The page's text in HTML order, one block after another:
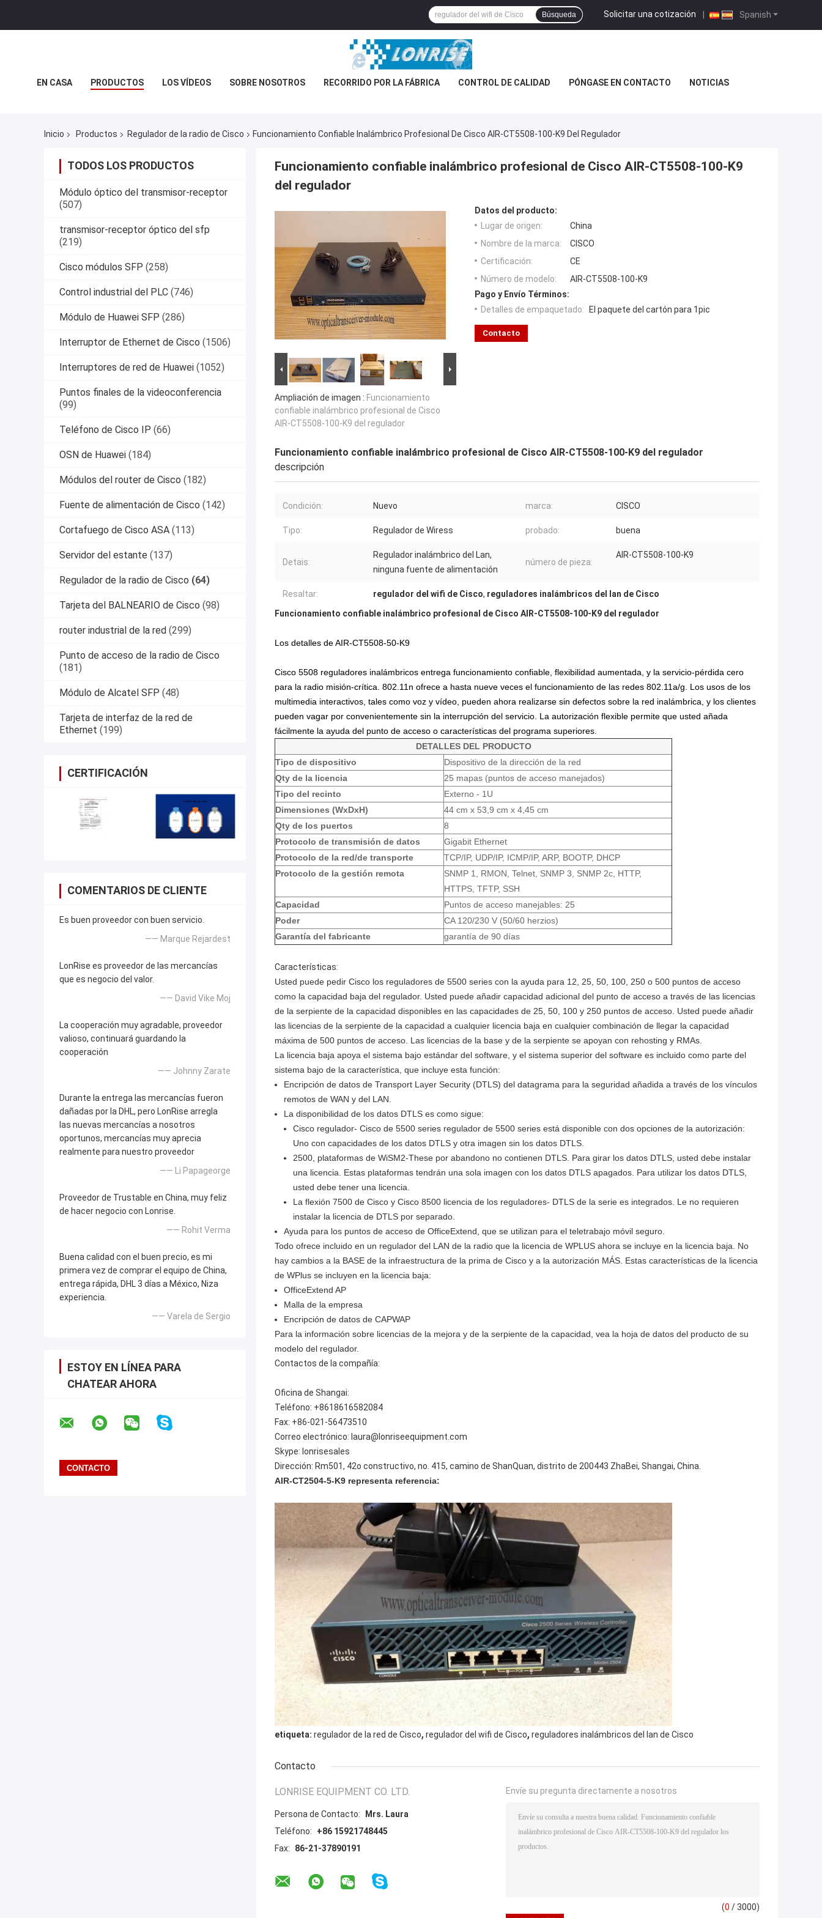
Spanish
Solicitar una cotización |
Búsqueda
EN CASA PRODUCTOS LOS VÍDEOS SOBRE NOSOTROS RECORRIDO POR LA FÁBRICA CONTROL DE CALIDAD PÓNGASE EN CONTACTO NOTICIAS
Inicio Productos Regulador de la radio de Cisco Funcionamiento Confiable Inalámbrico Profesional De Cisco AIR-CT5508-100-K9 Del Regulador
TODOS LOS PRODUCTOS
Módulo óptico del transmisor-receptor
(507)
transmisor-receptor óptico del sfp
(219)
Cisco módulos SFP (258)
Control industrial del PLC (746)
Módulo de Huawei SFP (286)
Interruptor de Ethernet de Cisco (1506)
Interruptores de red de Huawei (1052)
Puntos finales de la videoconferencia
(99)
Teléfono de Cisco IP (66)
OSN de Huawei (184)
Módulos del router de Cisco (182)
Fuente de alimentación de Cisco (142)
Cortafuego de Cisco ASA (113)
Servidor del estante (137)
Regulador de la radio de Cisco (64)
Tarjeta del BALNEARIO de Cisco (98)
router industrial de la red (299)
Punto de acceso de la radio de Cisco
(181)
Módulo de Alcatel SFP (48)
Tarjeta de interfaz de la red de
Ethernet (199)
CERTIFICACIÓN
COMENTARIOS DE CLIENTE
Es buen proveedor con buen servicio.
—— Marque Rejardest
LonRise es proveedor de las mercancías
que es negocio del valor.
—— David Vike Moj
La cooperación muy agradable, proveedor
valioso, continuará guardando la
cooperación
—— Johnny Zarate
Durante la entrega las mercancías fueron
dañadas por la DHL, pero LonRise arregla
las nuevas mercancías a nosotros
oportunos, mercancías muy aprecia
realmente para nuestro proveedor
—— Li Papageorge
Proveedor de Trustable en China, muy feliz
de hacer negocio con Lonrise.
—— Rohit Verma
Buena calidad con el buen precio, es mi
primera vez de comprar el equipo de China,
entrega rápida, DHL 3 días a México, Niza
experiencia.
—— Varela de Sergio
ESTOY EN LÍNEA PARA
CHATEAR AHORA
Funcionamiento confiable inalámbrico profesional de Cisco AIR-CT5508-100-K9
del regulador
Ampliación de imagen : Funcionamiento
confiable inalámbrico profesional de Cisco
AIR-CT5508-100-K9 del regulador
Datos del producto:
Lugar de origen:
China
Nombre de la marca:
CISCO
Certificación:
CE
Número de modelo:
AIR-CT5508-100-K9
Pago y Envío Términos:
Detalles de empaquetado:
El paquete del cartón para 1pic
Contacto
Funcionamiento confiable inalámbrico profesional de Cisco AIR-CT5508-100-K9 del regulador
descripción
Condición: Nuevo marca: CISCO
Tipo: Regulador de Wiress probado: buena
Detais:
Regulador inalámbrico del Lan,
ninguna fuente de alimentación
número de pieza:
AIR-CT5508-100-K9
Resaltar: regulador del wifi de Cisco, reguladores inalámbricos del lan de Cisco
Funcionamiento confiable inalámbrico profesional de Cisco AIR-CT5508-100-K9 del regulador
Los detalles de AIR-CT5508-50-K9
Cisco 5508 reguladores inalámbricos entrega funcionamiento confiable, flexibilidad aumentada, y la servicio-pérdida cero
para la radio misión-crítica. 802.11n ofrece a hasta nueve veces el funcionamiento de las redes 802.11a/g. Los usos de los
multimedia interactivos, tales como voz y vídeo, pueden ahora realizarse sin defectos sobre la red inalámbrica, y los clientes
pueden vagar por convenientemente sin la interrupción del servicio. La autorización flexible permite que usted añada
fácilmente la ayuda del punto de acceso o características del programa superiores.
DETALLES DEL PRODUCTO
Tipo de dispositivo
Dispositivo de la dirección de la red
Qty de la licencia
25 mapas (puntos de acceso manejados)
Tipo del recinto
Externo - 1U
Dimensiones (WxDxH)
44 cm x 53,9 cm x 4,45 cm
Qty de los puertos
8
Protocolo de transmisión de datos
Gigabit Ethernet
Protocolo de la red/de transporte
TCP/IP, UDP/IP, ICMP/IP, ARP, BOOTP, DHCP
Protocolo de la gestión remota
SNMP 1, RMON, Telnet, SNMP 3, SNMP 2c, HTTP,
HTTPS, TFTP, SSH
Capacidad
Puntos de acceso manejables: 25
Poder
CA 120/230 V (50/60 herzios)
Garantía del fabricante
garantía de 90 días
Características:
Usted puede pedir Cisco los reguladores de 5500 series con la ayuda para 12, 25, 50, 100, 250 o 500 puntos de acceso
como la capacidad baja del regulador. Usted puede añadir capacidad adicional del punto de acceso a través de las licencias
de la serpiente de la capacidad disponibles en las capacidades de 25, 50, 100 y 250 puntos de acceso. Usted puede añadir
las licencias de la serpiente de la capacidad a cualquier licencia baja en cualquier combinación de llegar la capacidad
máxima de 500 puntos de acceso. Las licencias de la base y de la serpiente se apoyan con rehosting y RMAs.
La licencia baja apoya el sistema bajo estándar del software, y el sistema superior del software es incluido como parte del
sistema bajo de la característica, que incluye esta función:
Encripción de datos de Transport Layer Security (DTLS) del datagrama para la seguridad añadida a través de los vínculos
remotos de WAN y del LAN.
La disponibilidad de los datos DTLS es como sigue:
Cisco regulador- Cisco de 5500 series regulador de 5500 series está disponible con dos opciones de la autorización:
Uno con capacidades de los datos DTLS y otra imagen sin los datos DTLS.
2500, plataformas de WiSM2-These por abandono no contienen DTLS. Para girar los datos DTLS, usted debe instalar
una licencia. Estas plataformas tendrán una sola imagen con los datos DTLS apagados. Para utilizar los datos DTLS,
usted debe tener una licencia.
La flexión 7500 de Cisco y Cisco 8500 licencia de los reguladores- DTLS de la serie es integrados. Le no requieren
instalar la licencia de DTLS por separado.
Ayuda para los puntos de acceso de OfficeExtend, que se utilizan para el teletrabajo móvil seguro.
Todo ofrece incluido en un regulador del LAN de la radio que la licencia de WPLUS ahora se incluye en la licencia baja. No
hay cambios a la BASE de la infraestructura de la prima de Cisco y a la autorización MÁS. Estas características de la licencia
de WPlus se incluyen en la licencia baja:
OfficeExtend AP
Malla de la empresa
Encripción de datos de CAPWAP
Para la información sobre licencias de la mejora y de la serpiente de la capacidad, vea la hoja de datos del producto de su
modelo del regulador.
Contactos de la compañía:
Oficina de Shangai:
Teléfono: +8618616582084
Fax: +86-021-56473510
Correo electrónico: laura@lonriseequipment.com
Skype: lonrisesales
Dirección: Rm501, 42o constructivo, no. 415, camino de ShanQuan, distrito de 200443 ZhaBei, Shangai, China.
AIR-CT2504-5-K9 representa referencia:
etiqueta: regulador de la red de Cisco, regulador del wifi de Cisco, reguladores inalámbricos del lan de Cisco
Contacto
LONRISE EQUIPMENT CO. LTD.
Persona de Contacto:
Mrs. Laura
Teléfono:
+86 15921748445
Fax:
86-21-37890191
Envíe su pregunta directamente a nosotros
(0 / 3000)